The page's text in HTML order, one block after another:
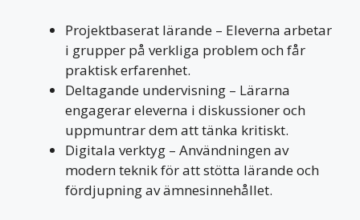
Projektbaserat lärande – Eleverna arbetar
i grupper på verkliga problem och får
praktisk erfarenhet.
Deltagande undervisning – Lärarna
engagerar eleverna i diskussioner och
uppmuntrar dem att tänka kritiskt.
Digitala verktyg – Användningen av
modern teknik för att stötta lärande och
fördjupning av ämnesinnehållet.